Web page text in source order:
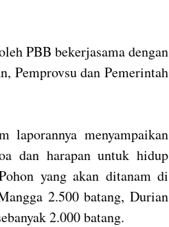
PBB bekerjasama dengan
Pemprovsu dan Pemerintah
laporannya menyampaikan
dan harapan untuk hidup
yang akan ditanam di
2.500 batang, Durian
2.000 batang.